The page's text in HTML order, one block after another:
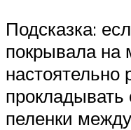
Подсказка:
покрывала на
настоятельно
пеленки